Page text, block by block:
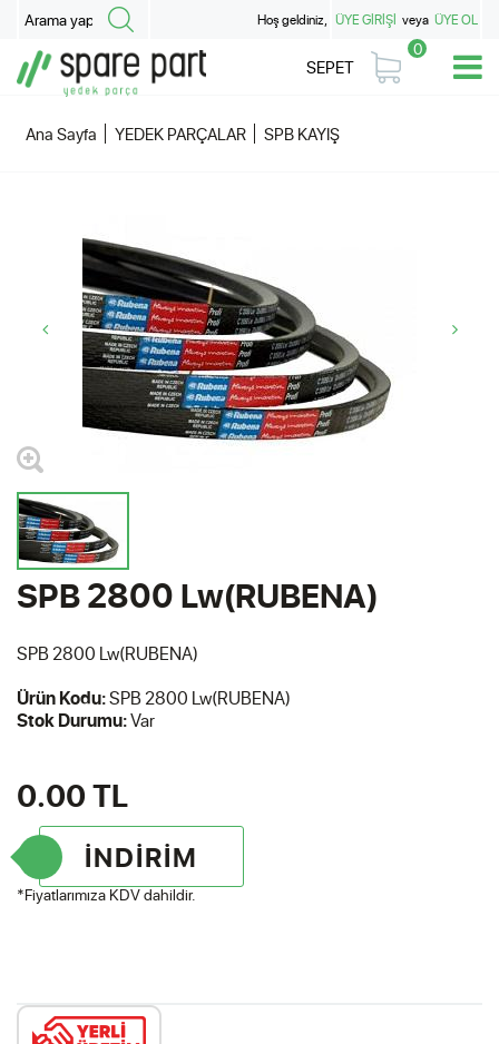
Hoş geldiniz, ÜYE GİRİŞİ veya ÜYE OL
SEPET
0
Ana Sayfa YEDEK PARÇALAR SPB KAYIŞ
SPB 2800 Lw(RUBENA)
SPB 2800 Lw(RUBENA)
Ürün Kodu:SPB 2800 Lw(RUBENA)
Stok Durumu:Var
0.00TL
İNDİRİM
*Fiyatlarımıza KDV dahildir.